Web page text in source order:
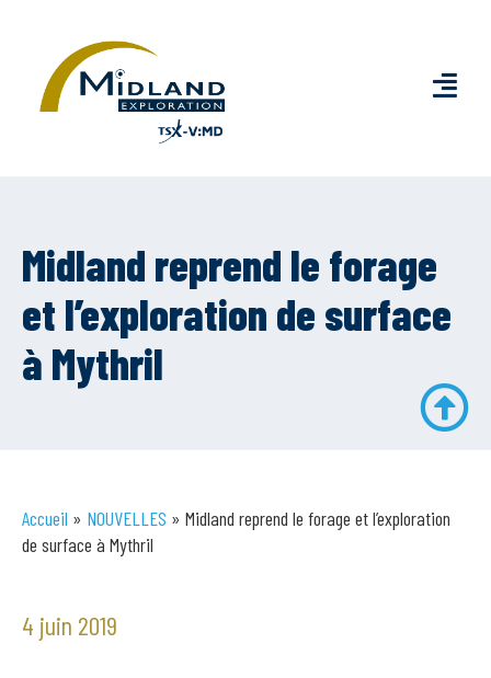
Midland reprend le forage
et l’exploration de surface
à Mythril
Accueil » NOUVELLES » Midland reprend le forage et l’exploration
de surface à Mythril
4 juin 2019